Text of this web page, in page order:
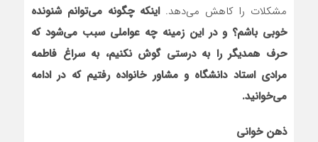
مشکلات را کاهش می‌دهد. اینکه چگونه می‌توانم شنونده
خوبی باشم؟ و در این زمینه چه عواملی سبب می‌شود که
حرف همدیگر را به درستی گوش نکنیم، به سراغ فاطمه
مرادی استاد دانشگاه و مشاور خانواده رفتیم که در ادامه
می‌خوانید.
ذهن خوانی